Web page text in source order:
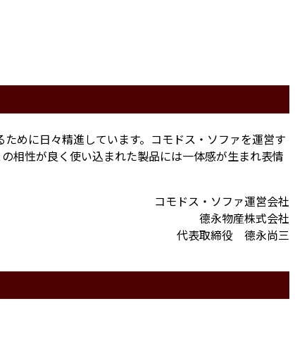
めに日々精進しています。コモドス・ソファを運営す
相性が良く使い込まれた製品には一体感が生まれ表情
コモドス・ソファ運営会社
德永物産株式会社
代表取締役 德永尚三